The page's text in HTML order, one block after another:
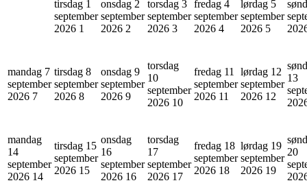
tirsdag 1
september
2026 1
onsdag 2
september
2026 2
torsdag 3
september
2026 3
fredag 4
september
2026 4
lørdag 5
september
2026 5
mandag 7
september
2026 7
tirsdag 8
september
2026 8
onsdag 9
september
2026 9
torsdag
10
september
2026 10
fredag 11
september
2026 11
lørdag 12
september
2026 12
13
mandag
14
september
2026 14
tirsdag 15
september
2026 15
onsdag
16
september
2026 16
torsdag
17
september
2026 17
fredag 18
september
2026 18
lørdag 19
september
2026 19
20